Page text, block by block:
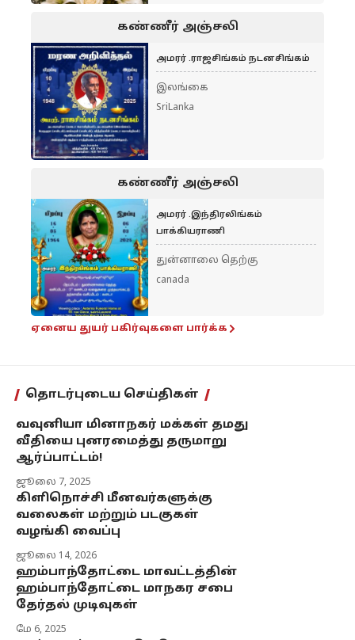
கண்ணீர் அஞ்சலி
அமரர் .ராஜசிங்கம் நடனசிங்கம்
இலங்கை
SriLanka
கண்ணீர் அஞ்சலி
அமரர் .இந்திரலிங்கம்
பாக்கியராணி
துன்னாலை தெற்கு
canada
ஏனைய துயர் பகிர்வுகளை பார்க்க
தொடர்புடைய செய்திகள்
வவுனியா மினாநகர் மக்கள் தமது
வீதியை புனரமைத்து தருமாறு
ஆர்ப்பாட்டம்!
ஜூலை 7, 2025
கிளிநொச்சி மீனவர்களுக்கு
வலைகள் மற்றும் படகுகள்
வழங்கி வைப்பு
ஜூலை 14, 2026
ஹம்பாந்தோட்டை மாவட்டத்தின்
ஹம்பாந்தோட்டை மாநகர சபை
தேர்தல் முடிவுகள்
மே 6, 2025